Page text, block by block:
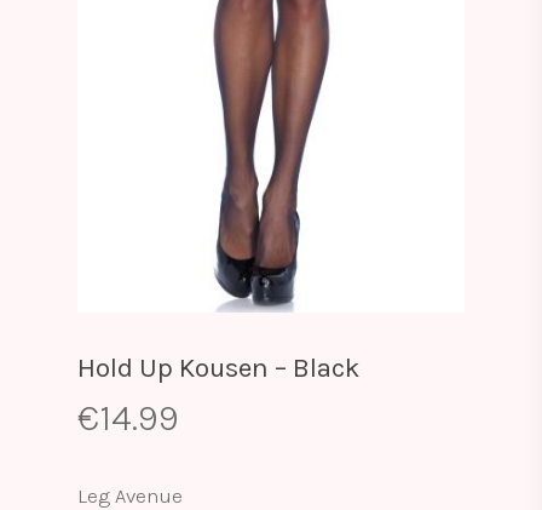
Hold Up Kousen – Black
€14.99
Leg Avenue